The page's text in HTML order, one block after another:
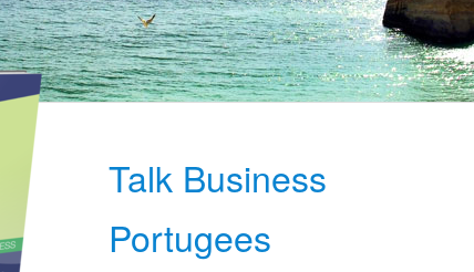
Talk Business
Portugees